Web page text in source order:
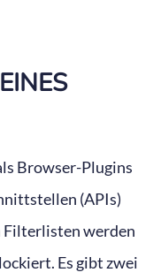
Browser-Plugins
(APIs)
werden
Es gibt zwei